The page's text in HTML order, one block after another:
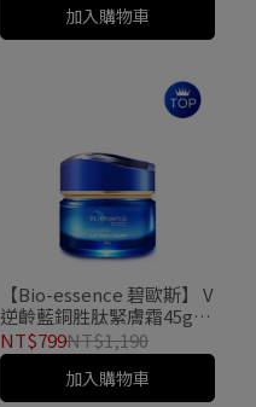
加入購物車
【Bio-essence 碧歐斯】 V
逆齡藍銅胜肽緊膚霜45g
（乳霜）
NT$799NT$1,190
加入購物車